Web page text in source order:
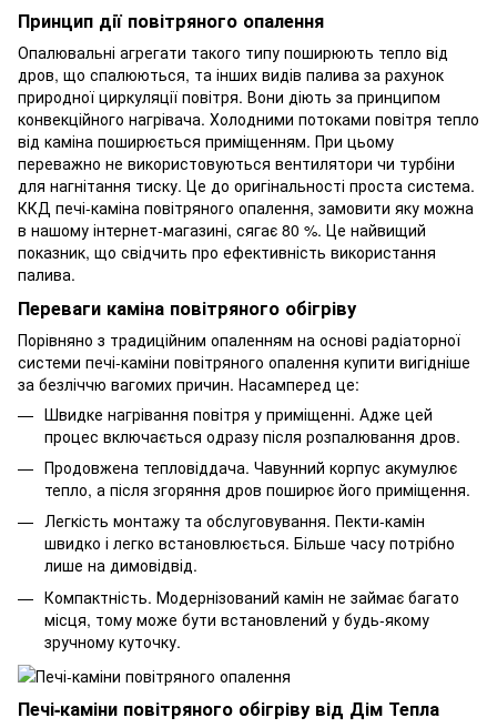
Принцип дії повітряного опалення
Опалювальні агрегати такого типу поширюють тепло від
дров, що спалюються, та інших видів палива за рахунок
природної циркуляції повітря. Вони діють за принципом
конвекційного нагрівача. Холодними потоками повітря тепло
від каміна поширюється приміщенням. При цьому
переважно не використовуються вентилятори чи турбіни
для нагнітання тиску. Це до оригінальності проста система.
ККД печі-каміна повітряного опалення, замовити яку можна
в нашому інтернет-магазині, сягає 80 %. Це найвищий
показник, що свідчить про ефективність використання
палива.
Переваги каміна повітряного обігріву
Порівняно з традиційним опаленням на основі радіаторної
системи печі-каміни повітряного опалення купити вигідніше
за безліччю вагомих причин. Насамперед це:
Швидке нагрівання повітря у приміщенні. Адже цей
процес включається одразу після розпалювання дров.
Продовжена тепловіддача. Чавунний корпус акумулює
тепло, а після згоряння дров поширює його приміщення.
Легкість монтажу та обслуговування. Пекти-камін
швидко і легко встановлюється. Більше часу потрібно
лише на димовідвід.
Компактність. Модернізований камін не займає багато
місця, тому може бути встановлений у будь-якому
зручному куточку.
Печі-каміни повітряного обігріву від Дім Тепла